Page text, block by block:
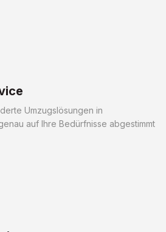
Umzugslösungen in
auf Ihre Bedürfnisse abgestimmt